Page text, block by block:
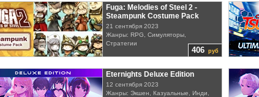
406 руб
Fuga: Melodies of Steel 2 -
Steampunk Costume Pack
21 сентября 2023
Жанры: RPG, Симуляторы,
Стратегии
Eternights Deluxe Edition
12 сентября 2023
Жанры: Экшен, Казуальные, Инди,